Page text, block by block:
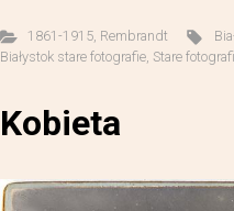
1861-1915, Rembrandt
Białystok stare fotografie, Stare
Kobieta